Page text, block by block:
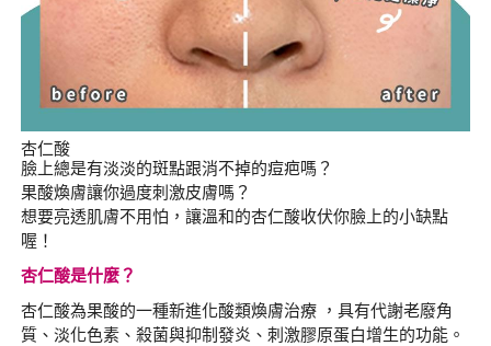
杏仁酸
臉上總是有淡淡的斑點跟消不掉的痘疤嗎？
果酸煥膚讓你過度刺激皮膚嗎？
想要亮透肌膚不用怕，讓溫和的杏仁酸收伏你臉上的小缺點
喔！
杏仁酸是什麼？
杏仁酸為果酸的一種新進化酸類煥膚治療 ，具有代謝老廢角
質、淡化色素、殺菌與抑制發炎、刺激膠原蛋白增生的功能。